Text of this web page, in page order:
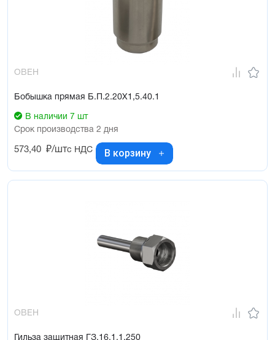
ОВЕН
Бобышка прямая Б.П.2.20Х1,5.40.1
В наличии 7 шт
Срок производства 2 дня
573,40 ₽/штс НДС В корзину
ОВЕН
Гильза защитная ГЗ.16.1.1.250